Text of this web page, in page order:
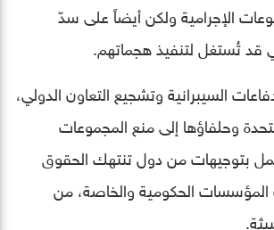
الإجرامية ولكن أيضاً على سدّ
قد تُستغل لتنفيذ هجماتهم.
السيبرانية وتشجيع التعاون الدولي،
وحلفاؤها إلى منع المجموعات
بتوجيهات من دول تنتهك الحقوق
الحكومية والخاصة، من